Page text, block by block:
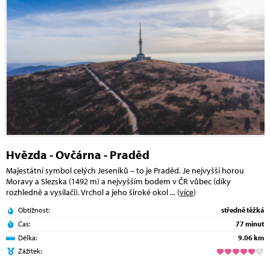
Hvězda - Ovčárna - Praděd
Majestátní symbol celých Jeseníků – to je Praděd. Je nejvyšší horou
Moravy a Slezska (1492 m) a nejvyšším bodem v ČR vůbec (díky
rozhledně a vysílači). Vrchol a jeho široké okol... (více)
Obtížnost:
středně těžká
Čas:
77 minut
Délka:
9.06 km
Zážitek: